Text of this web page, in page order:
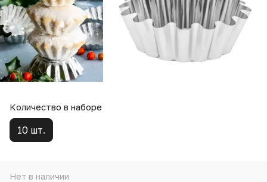
Количество в наборе
10 шт.
Нет в наличии